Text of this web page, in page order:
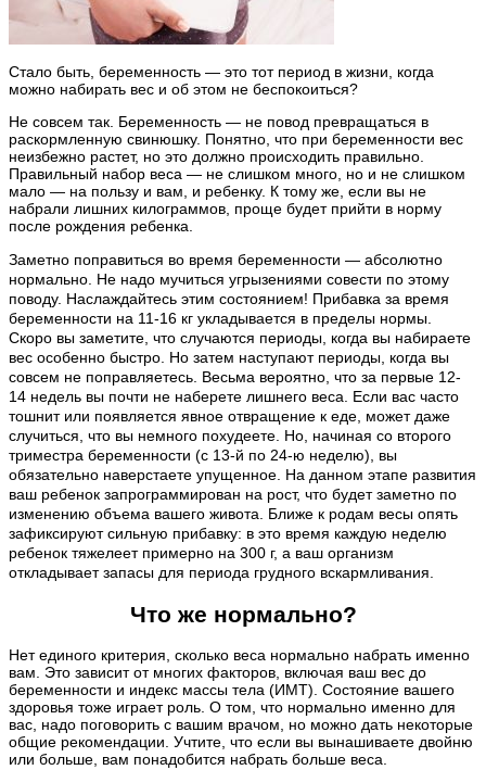
Стало быть, беременность — это тот период в жизни, когда
можно набирать вес и об этом не беспокоиться?
Не совсем так. Беременность — не повод превращаться в
раскормленную свинюшку. Понятно, что при беременности вес
неизбежно растет, но это должно происходить правильно.
Правильный набор веса — не слишком много, но и не слишком
мало — на пользу и вам, и ребенку. К тому же, если вы не
набрали лишних килограммов, проще будет прийти в норму
после рождения ребенка.
Заметно поправиться во время беременности — абсолютно
нормально. Не надо мучиться угрызениями совести по этому
поводу. Наслаждайтесь этим состоянием! Прибавка за время
беременности на 11-16 кг укладывается в пределы нормы.
Скоро вы заметите, что случаются периоды, когда вы набираете
вес особенно быстро. Но затем наступают периоды, когда вы
совсем не поправляетесь. Весьма вероятно, что за первые 12-
14 недель вы почти не наберете лишнего веса. Если вас часто
тошнит или появляется явное отвращение к еде, может даже
случиться, что вы немного похудеете. Но, начиная со второго
триместра беременности (с 13-й по 24-ю неделю), вы
обязательно наверстаете упущенное. На данном этапе развития
ваш ребенок запрограммирован на рост, что будет заметно по
изменению объема вашего живота. Ближе к родам весы опять
зафиксируют сильную прибавку: в это время каждую неделю
ребенок тяжелеет примерно на 300 г, а ваш организм
откладывает запасы для периода грудного вскармливания.
Что же нормально?
Нет единого критерия, сколько веса нормально набрать именно
вам. Это зависит от многих факторов, включая ваш вес до
беременности и индекс массы тела (ИМТ). Состояние вашего
здоровья тоже играет роль. О том, что нормально именно для
вас, надо поговорить с вашим врачом, но можно дать некоторые
общие рекомендации. Учтите, что если вы вынашиваете двойню
или больше, вам понадобится набрать больше веса.